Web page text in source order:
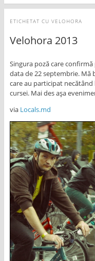
ETICHETAT CU VELOHORA
Velohora 2013
Singura poză care
data de 22 septembrie. Mă
care au participat
cursei. Mai des așa
via Locals.md